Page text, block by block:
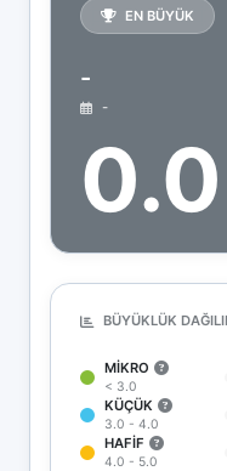
EN BÜYÜK
-
-
0.0
BÜYÜKLÜK
MIKRO
< 3.0
KÜÇÜK
3.0 - 4.0
HAFIF
4.0 - 5.0